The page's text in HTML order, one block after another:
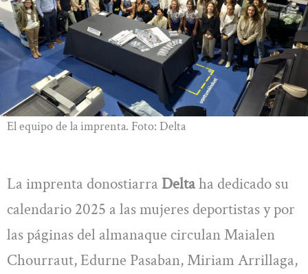
El equipo de la imprenta. Foto: Delta
La imprenta donostiarra Deltaha dedicado su
calendario 2025 a las mujeres deportistas y por
las páginas del almanaque circulan Maialen
Chourraut, Edurne Pasaban, Miriam Arrillaga,